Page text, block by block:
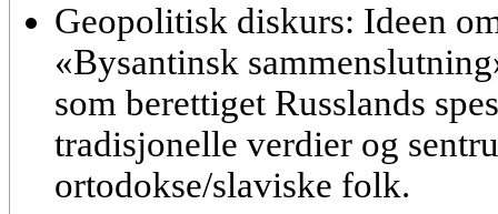
Geopolitisk diskurs: Ideen
«Bysantinsk
som berettiget Russlands
tradisjonelle verdier og
ortodokse/slaviske folk.